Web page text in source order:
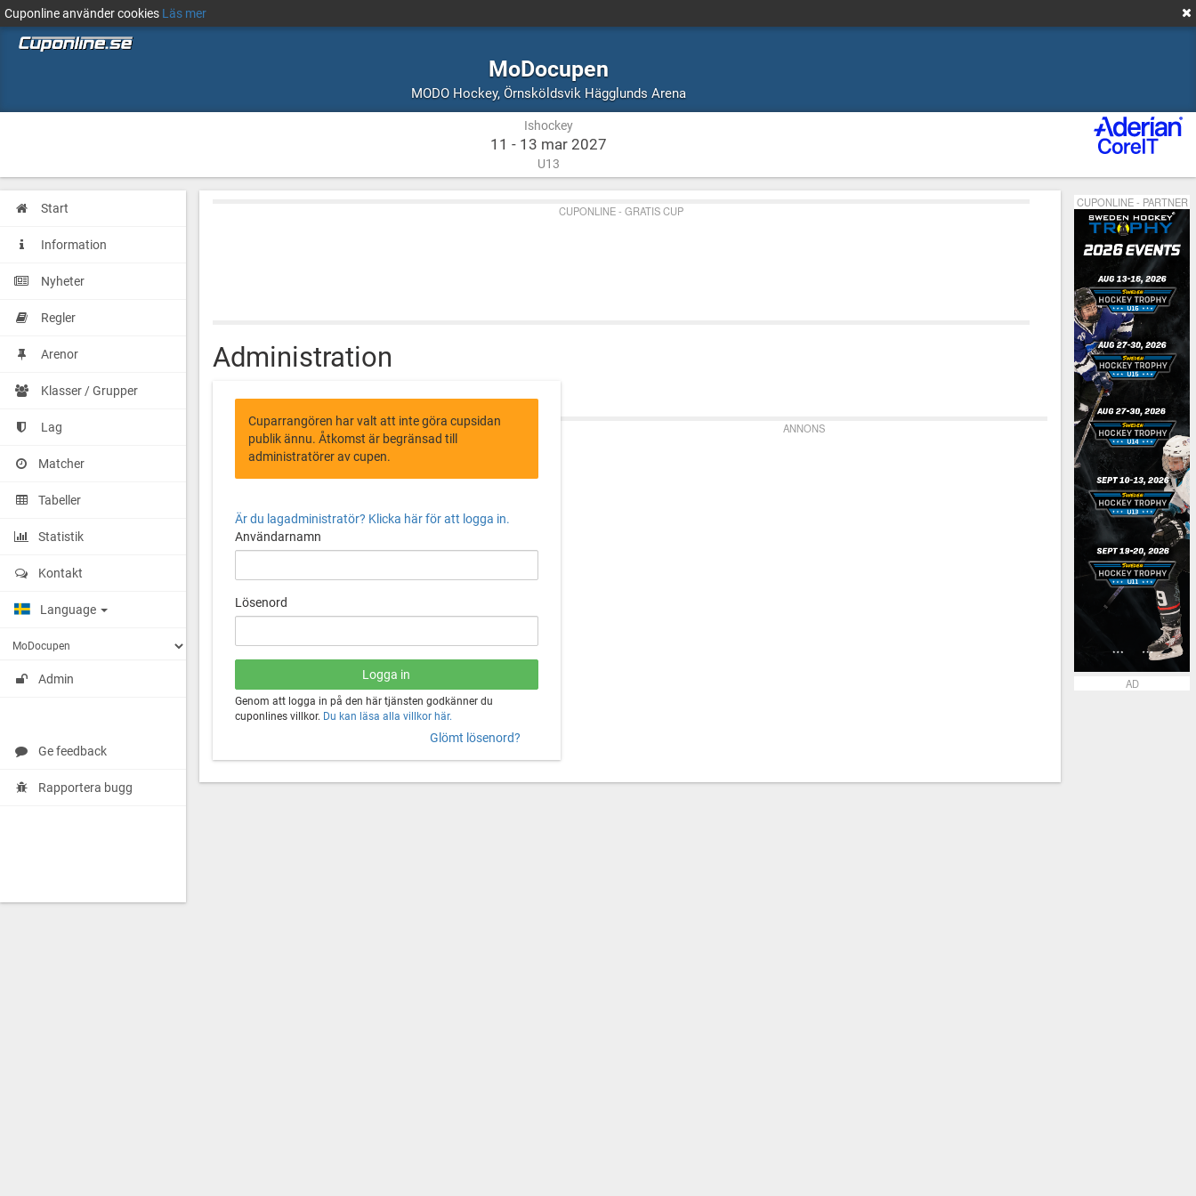
Cuponline använder cookies Läs mer
MoDocupen
MODO Hockey, Ishockey
Örnsköldsvik Hägglunds ArenaÖrnsköldsvik
Hägglunds
Ishockey
11 - 13 mar 2027
U13
Start
Information
Nyheter
Regler
Arenor
Klasser / Grupper
Lag
Matcher
Tabeller
Statistik
Kontakt
Language
Admin
Ge feedback
Rapportera bugg
CUPONLINE - GRATIS CUP
Administration
Cuparrangören har valt att inte göra cupsidan
publik ännu. Åtkomst är begränsad till
administratörer av cupen.
Är du lagadministratör? Klicka här för att logga in.
Användarnamn
Lösenord
Genom att logga in på den här tjänsten godkänner du
cuponlines villkor. Du kan läsa alla villkor här.
Glömt lösenord?
ANNONS
CUPONLINE - PARTNER
AD